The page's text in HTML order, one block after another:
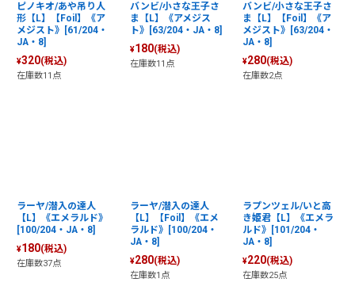
ピノキオ/あや吊り人
形【L】【Foil】《ア
メジスト》[61/204・
JA・8]
¥320(税込)
在庫数11点
バンビ/小さな王子さ
ま【L】《アメジス
ト》[63/204・JA・8]
¥180(税込)
在庫数11点
バンビ/小さな王子さ
ま【L】【Foil】《ア
メジスト》[63/204・
JA・8]
¥280(税込)
在庫数2点
ラーヤ/潜入の達人
【L】《エメラルド》
[100/204・JA・8]
¥180(税込)
在庫数37点
ラーヤ/潜入の達人
【L】【Foil】《エメ
ラルド》[100/204・
JA・8]
¥280(税込)
在庫数1点
ラプンツェル/いと高
き姫君【L】《エメラ
ルド》[101/204・
JA・8]
¥220(税込)
在庫数25点